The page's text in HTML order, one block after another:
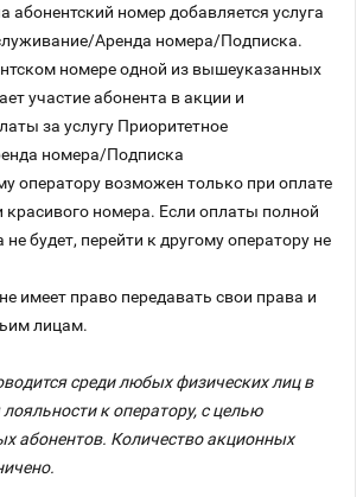
абонентский номер добавляется услуга
Аренда номера/Подписка.
номере одной из вышеуказанных
участие абонента в акции и
за услугу Приоритетное
номера/Подписка
оператору возможен только при оплате
красивого номера. Если оплаты полной
будет, перейти к другому оператору не
имеет право передавать свои права и
лицам.
среди любых физических лиц в
к оператору, с целью
абонентов. Количество акционных